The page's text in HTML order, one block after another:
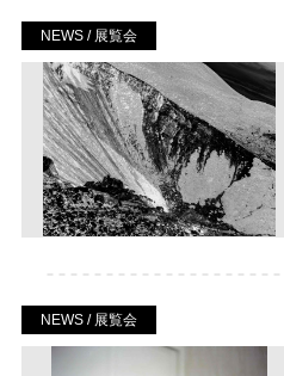
NEWS / 展覧会
NEWS / 展覧会